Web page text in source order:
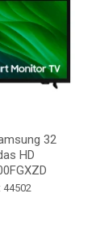
32
HD
44502